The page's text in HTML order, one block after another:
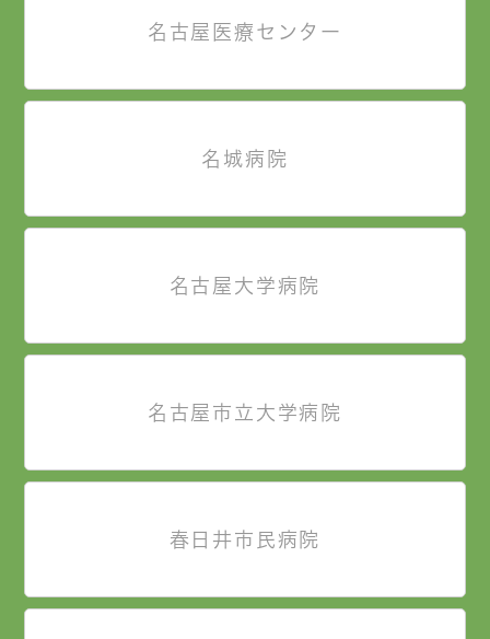
名古屋医療センター
名城病院
名古屋大学病院
名古屋市立大学病院
春日井市民病院